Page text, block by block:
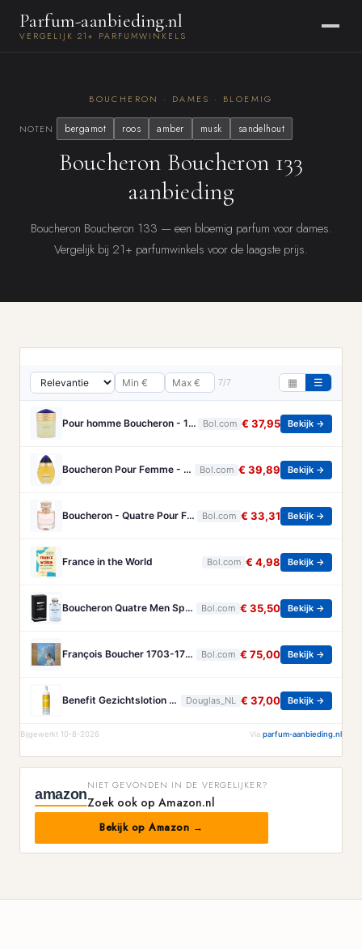
Parfum-aanbieding.nl
VERGELIJK 21+ PARFUMWINKELS
BOUCHERON · DAMES · BLOEMIG
NOTEN bergamot roos amber musk sandelhout
Boucheron Boucheron 133
aanbieding
Boucheron Boucheron 133 — een bloemig parfum voor dames.
Vergelijk bij 21+ parfumwinkels voor de laagste prijs.
7/7 ▦ ☰
Pour homme Boucheron - 100 ml - Eau de parfum Bol.com € 37,95 Bekijk →
Boucheron Pour Femme - 100ml - Eau de toilette Bol.com € 39,89 Bekijk →
Boucheron - Quatre Pour Femme - Eau De Parfum - 50ML Bol.com € 33,31 Bekijk →
France in the World Bol.com € 4,98 Bekijk →
Boucheron Quatre Men Spray - 100 ml - Eau De Toilette Bol.com € 35,50 Bekijk →
François Boucher 1703-1770 - Brandt, Christa Bol.com € 75,00 Bekijk →
Benefit Gezichtslotion The POREfessional Gezichtstoner Unisex 133ml Douglas_NL € 37,00 Bekijk →
Bijgewerkt 10-8-2026 Via parfum-aanbieding.nl
amazon
NIET GEVONDEN IN DE VERGELIJKER?
Zoek ook op Amazon.nl
Bekijk op Amazon →